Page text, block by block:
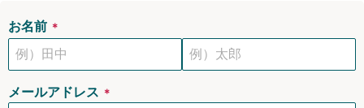
お名前 ＊
メールアドレス ＊